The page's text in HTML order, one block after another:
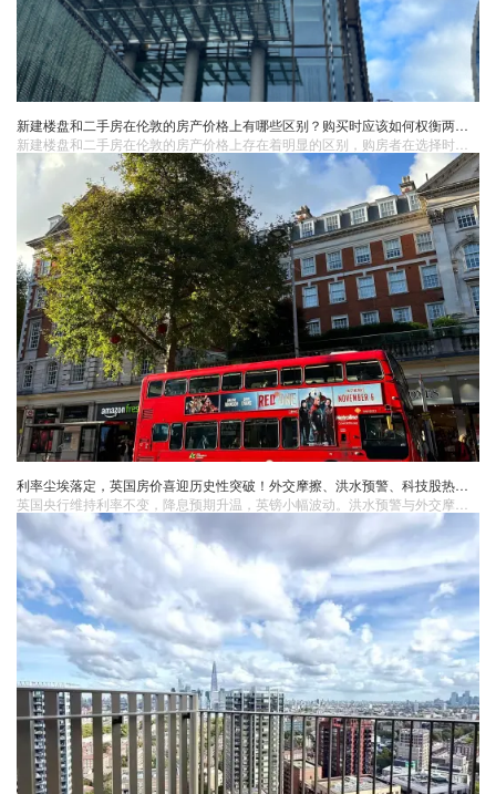
新建楼盘和二手房在伦敦的房产价格上有哪些区别？购买时应该如何权衡两者的优缺点？
利率尘埃落定，英国房价喜迎历史性突破！外交摩擦、洪水预警、科技股热钱涌动……